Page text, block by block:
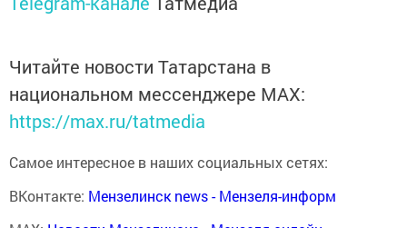
Читайте новости Татарстана в
национальном мессенджере MАХ:
https://max.ru/tatmedia
Самое интересное в наших социальных сетях:
ВКонтакте: Мензелинск news - Мензеля-информ